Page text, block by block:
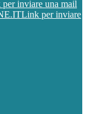
inviare una mail
Link per inviare